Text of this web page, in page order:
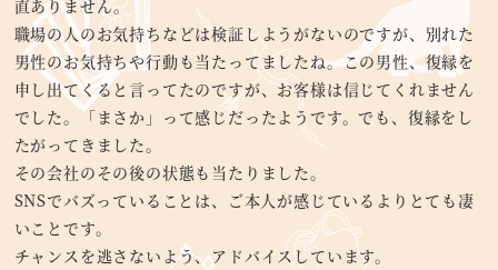
直ありません。
職場の人のお気持ちなどは検証しようがないのですが、別れた
男性のお気持ちや行動も当たってましたね。この男性、復縁を
申し出てくると言ってたのですが、お客様は信じてくれません
でした。「まさか」って感じだったようです。でも、復縁をし
たがってきました。
その会社のその後の状態も当たりました。
SNSでバズっていることは、ご本人が感じているよりとても凄
いことです。
チャンスを逃さないよう、アドバイスしています。